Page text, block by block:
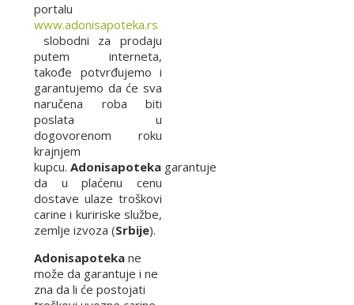
portalu
www.adonisapoteka.rs
slobodni za prodaju
putem interneta,
takođe potvrđujemo i
garantujemo da će sva
naručena roba biti
poslata u
dogovorenom roku
krajnjem
kupcu. Adonisapoteka garantuje
da u plaćenu cenu
dostave ulaze troškovi
carine i kuririske službe,
zemlje izvoza (Srbije).
Adonisapoteka ne
može da garantuje i ne
zna da li će postojati